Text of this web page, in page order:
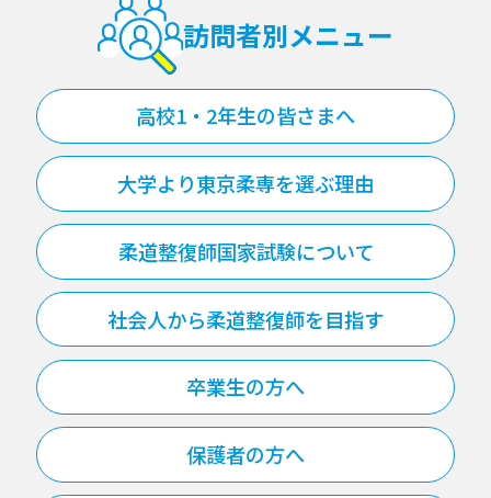
訪問者別メニュー
高校1・2年生の皆さまへ
大学より東京柔専を選ぶ理由
柔道整復師国家試験について
社会人から柔道整復師を目指す
卒業生の方へ
保護者の方へ